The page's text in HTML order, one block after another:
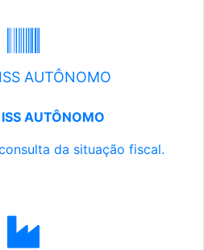
AUTÔNOMO
AUTÔNOMO
da situação fiscal.